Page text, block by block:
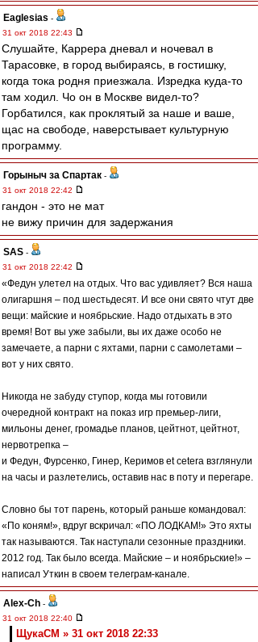
Eaglesias -
31 окт 2018 22:43
Слушайте, Каррера дневал и ночевал в
Тарасовке, в город выбираясь, в гостишку,
когда тока родня приезжала. Изредка куда-то
там ходил. Чо он в Москве видел-то?
Горбатился, как проклятый за наше и ваше,
щас на свободе, наверстывает культурную
программу.
Горыныч за Спартак -
31 окт 2018 22:42
гандон - это не мат
не вижу причин для задержания
SAS -
31 окт 2018 22:42
«Федун улетел на отдых. Что вас удивляет? Вся наша
олигаршня – под шестьдесят. И все они свято чтут две
вещи: майские и ноябрьские. Надо отдыхать в это
время! Вот вы уже забыли, вы их даже особо не
замечаете, а парни с яхтами, парни с самолетами –
вот у них свято.
Никогда не забуду ступор, когда мы готовили
очередной контракт на показ игр премьер-лиги,
мильоны денег, громадье планов, цейтнот, цейтнот,
нервотрепка –
и Федун, Фурсенко, Гинер, Керимов еt cetera взглянули
на часы и разлетелись, оставив нас в поту и перегаре.
Словно бы тот парень, который раньше командовал:
«По коням!», вдруг вскричал: «ПО ЛОДКАМ!» Это яхты
так называются. Так наступали сезонные праздники.
2012 год. Так было всегда. Майские – и ноябрьские!» –
написал Уткин в своем телеграм-канале.
Alex-Ch -
31 окт 2018 22:40
ЩукаСМ » 31 окт 2018 22:33